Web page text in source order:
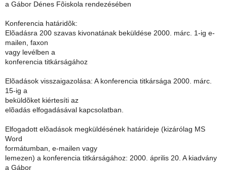
a Gábor Dénes Fõiskola rendezésében
Konferencia határidõk:
Elõadásra 200 szavas kivonatának beküldése 2000. márc. 1-ig e-
mailen, faxon
vagy levélben a
konferencia titkárságához
Elõadások visszaigazolása: A konferencia titkársága 2000. márc.
15-ig a
beküldõket kiértesíti az
elõadás elfogadásával kapcsolatban.
Elfogadott elõadások megküldésének határideje (kizárólag MS
Word
formátumban, e-mailen vagy
lemezen) a konferencia titkárságához: 2000. április 20. A kiadvány
a Gábor